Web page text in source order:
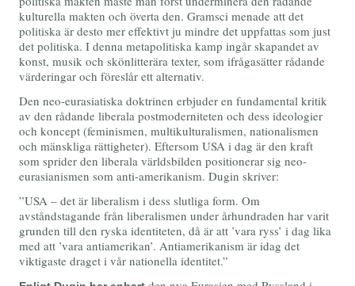
kulturella makten och överta den. Gramsci menade att det
politiska är desto mer effektivt ju mindre det uppfattas som just
det politiska. I denna metapolitiska kamp ingår skapandet av
konst, musik och skönlitterära texter, som ifrågasätter rådande
värderingar och föreslår ett alternativ.
Den neo-eurasiatiska doktrinen erbjuder en fundamental kritik
av den rådande liberala postmoderniteten och dess ideologier
och koncept (feminismen, multikulturalismen, nationalismen
och mänskliga rättigheter). Eftersom USA i dag är den kraft
som sprider den liberala världsbilden positionerar sig neo-
eurasianismen som anti-amerikanism. Dugin skriver:
”USA – det är liberalism i dess slutliga form. Om
avståndstagande från liberalismen under århundraden har varit
grunden till den ryska identiteten, då är att ’vara ryss’ i dag lika
med att ’vara antiamerikan’. Antiamerikanism är idag det
viktigaste draget i vår nationella identitet.”